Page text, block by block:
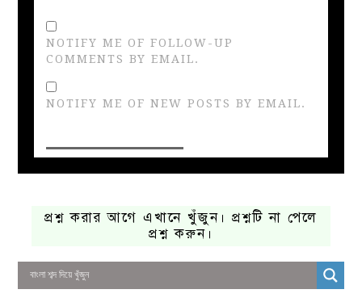
NOTIFY ME OF FOLLOW-UP
COMMENTS BY EMAIL.
NOTIFY ME OF NEW POSTS BY EMAIL.
প্রশ্ন করার আগে এখানে খুঁজুন। প্রশ্নটি না পেলে
প্রশ্ন করুন।